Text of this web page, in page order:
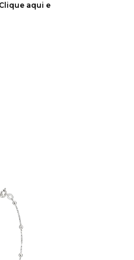
Clique aqui e